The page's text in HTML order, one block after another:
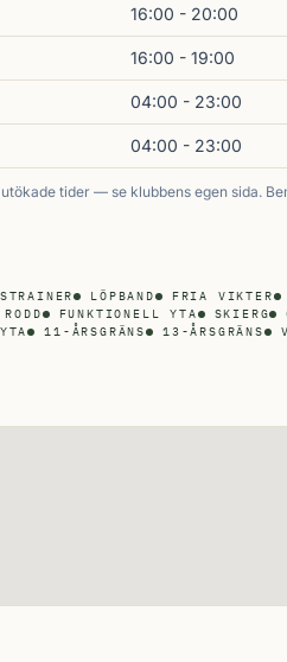
16:00 - 20:00
16:00 - 19:00
04:00 - 23:00
04:00 - 23:00
tider — se klubbens egen sida.
LÖPBAND FRIA VIKTER
RODD FUNKTIONELL YTA SKIERG
11-ÅRSGRÄNS 13-ÅRSGRÄNS